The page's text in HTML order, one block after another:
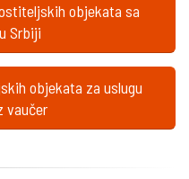
objekata sa
Srbiji
objekata za uslugu
vaučer